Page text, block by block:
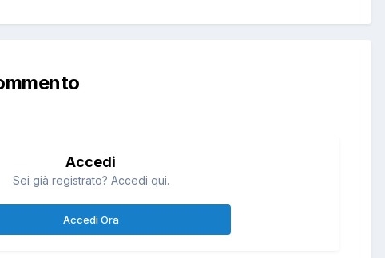
Accedi
Sei già registrato? Accedi qui.
Accedi Ora